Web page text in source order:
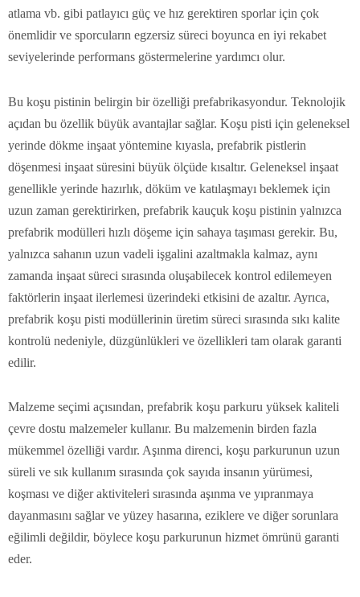
atlama vb. gibi patlayıcı güç ve hız gerektiren sporlar için çok
önemlidir ve sporcuların egzersiz süreci boyunca en iyi rekabet
seviyelerinde performans göstermelerine yardımcı olur.
Bu koşu pistinin belirgin bir özelliği prefabrikasyondur. Teknolojik
açıdan bu özellik büyük avantajlar sağlar. Koşu pisti için geleneksel
yerinde dökme inşaat yöntemine kıyasla, prefabrik pistlerin
döşenmesi inşaat süresini büyük ölçüde kısaltır. Geleneksel inşaat
genellikle yerinde hazırlık, döküm ve katılaşmayı beklemek için
uzun zaman gerektirirken, prefabrik kauçuk koşu pistinin yalnızca
prefabrik modülleri hızlı döşeme için sahaya taşıması gerekir. Bu,
yalnızca sahanın uzun vadeli işgalini azaltmakla kalmaz, aynı
zamanda inşaat süreci sırasında oluşabilecek kontrol edilemeyen
faktörlerin inşaat ilerlemesi üzerindeki etkisini de azaltır. Ayrıca,
prefabrik koşu pisti modüllerinin üretim süreci sırasında sıkı kalite
kontrolü nedeniyle, düzgünlükleri ve özellikleri tam olarak garanti
edilir.
Malzeme seçimi açısından, prefabrik koşu parkuru yüksek kaliteli
çevre dostu malzemeler kullanır. Bu malzemenin birden fazla
mükemmel özelliği vardır. Aşınma direnci, koşu parkurunun uzun
süreli ve sık kullanım sırasında çok sayıda insanın yürümesi,
koşması ve diğer aktiviteleri sırasında aşınma ve yıpranmaya
dayanmasını sağlar ve yüzey hasarına, eziklere ve diğer sorunlara
eğilimli değildir, böylece koşu parkurunun hizmet ömrünü garanti
eder.